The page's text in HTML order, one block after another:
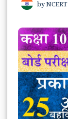
byNCERT